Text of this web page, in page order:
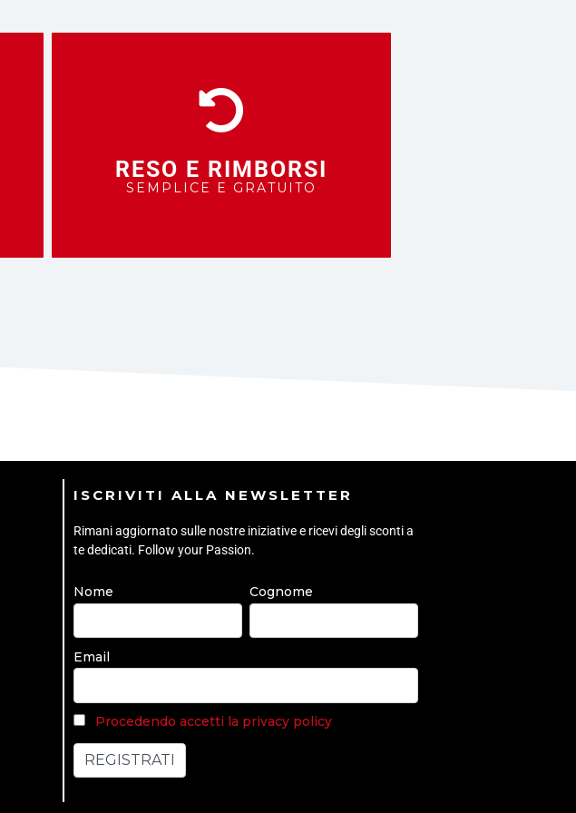
RESO E RIMBORSI
SEMPLICE E GRATUITO
ISCRIVITI ALLA NEWSLETTER
Rimani aggiornato sulle nostre iniziative e ricevi degli sconti a
te dedicati. Follow your Passion.
Nome Cognome
Email
Procedendo accetti la privacy policy